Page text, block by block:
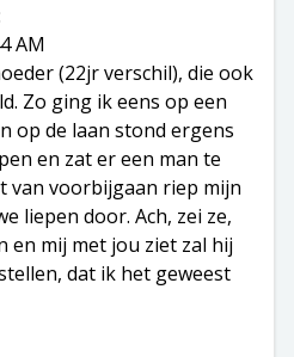
AM
(22jr verschil), die ook
Zo ging ik eens op een
op de laan stond ergens
en zat er een man te
van voorbijgaan riep mijn
liepen door. Ach, zei ze,
en mij met jou ziet zal hij
dat ik het geweest